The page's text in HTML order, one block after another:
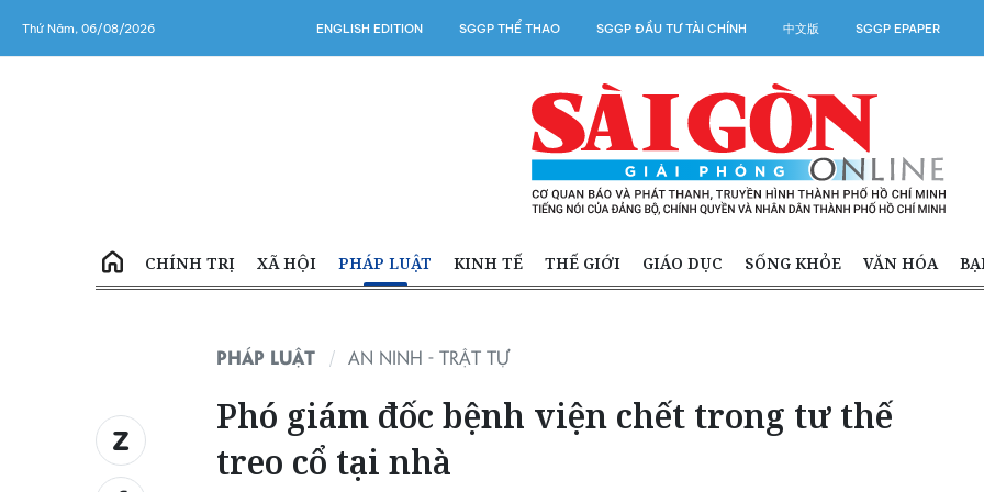
Thứ Năm, 06/08/2026 ENGLISH EDITION SGGP THỂ THAO SGGP ĐẦU TƯ TÀI CHÍNH 中文版 SGGP EPAPER
CHÍNH TRỊ XÃ HỘI PHÁP LUẬT KINH TẾ THẾ GIỚI GIÁO DỤC SỐNG KHỎE VĂN HÓA
PHÁP LUẬT AN NINH - TRẬT TỰ
Phó giám đốc bệnh viện chết trong tư thế
treo cổ tại nhà